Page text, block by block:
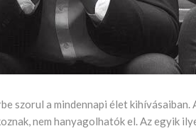
szorul a mindennapi élet
nem hanyagolhatók el. Az egyik